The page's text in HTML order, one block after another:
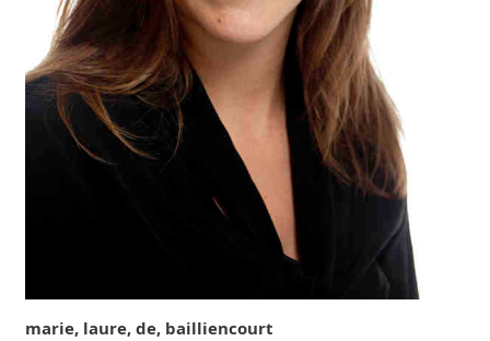
marie, laure, de, bailliencourt